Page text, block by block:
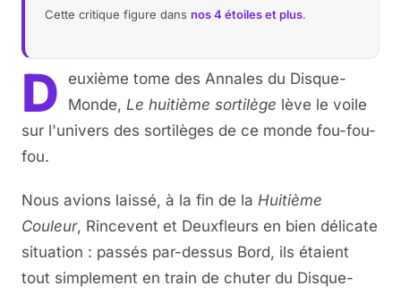
Cette critique figure dans nos 4 étoiles et plus.
D
euxième tome des Annales du Disque-
Monde, Le huitième sortilège lève le voile
sur l'univers des sortilèges de ce monde fou-fou-
fou.
Nous avions laissé, à la fin de la Huitième
Couleur, Rincevent et Deuxfleurs en bien délicate
situation : passés par-dessus Bord, ils étaient
tout simplement en train de chuter du Disque-